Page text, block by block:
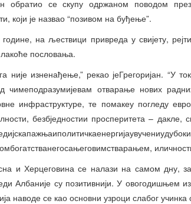
обратио се скупу одржаном поводом
који је назвао “позивом на буђење”.
на љествици привреда у свијету,
пословања.
изненађење,” рекао јеГрегоријан. “У
чимеподразумијевам отварање нових
инфраструктуре, те помакеу погледу
безбједностии просперитета –
и Херцеговина се налази на самом дну,
Албаније су позитивнији. У овогодишњем
наводе се као основни узроци слабог